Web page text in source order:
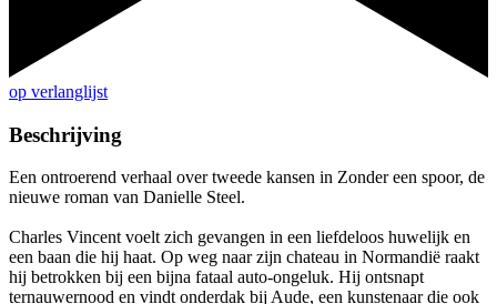
op verlanglijst
Beschrijving
Een ontroerend verhaal over tweede kansen in Zonder een spoor, de
nieuwe roman van Danielle Steel.
Charles Vincent voelt zich gevangen in een liefdeloos huwelijk en
een baan die hij haat. Op weg naar zijn chateau in Normandië raakt
hij betrokken bij een bijna fataal auto-ongeluk. Hij ontsnapt
ternauwernood en vindt onderdak bij Aude, een kunstenaar die ook